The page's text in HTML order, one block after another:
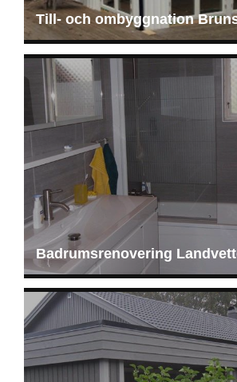
Till- och ombyggnation
Badrumsrenovering